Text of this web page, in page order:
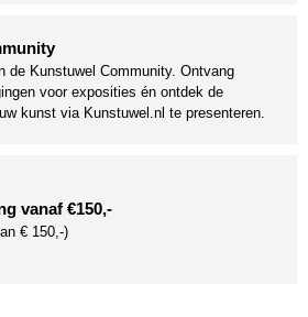
de Kunstuwel Community. Ontvang
voor exposities én ontdek de
kunst via Kunstuwel.nl te presenteren.
vanaf €150,-
€ 150,-)